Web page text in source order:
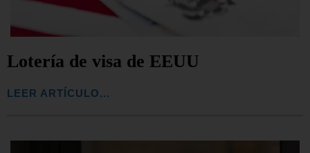
Lotería de visa de EEUU
LEER ARTÍCULO...